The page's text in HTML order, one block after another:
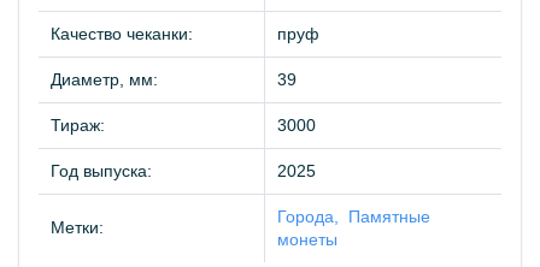
Качество чеканки: пруф
Диаметр, мм: 39
Тираж: 3000
Год выпуска: 2025
Метки:
Города
Памятные
монеты